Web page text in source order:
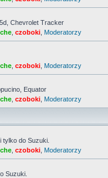
Chevrolet Tracker
czoboki Moderatorzy
czoboki Moderatorzy
Equator
czoboki Moderatorzy
do Suzuki.
czoboki Moderatorzy
Suzuki.